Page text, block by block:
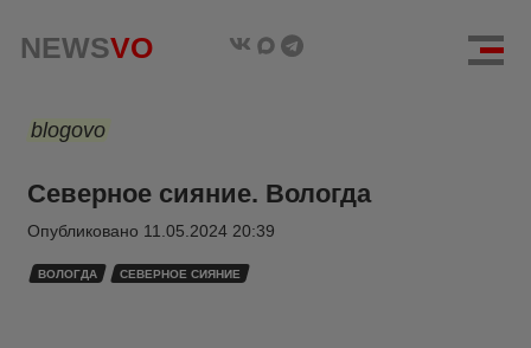
NEWSVO
blogovo
Северное сияние. Вологда
Опубликовано 11.05.2024 20:39
ВОЛОГДА СЕВЕРНОЕ СИЯНИЕ